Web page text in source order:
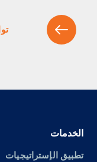
الخدمات
تطبيق الإستراتيجيات